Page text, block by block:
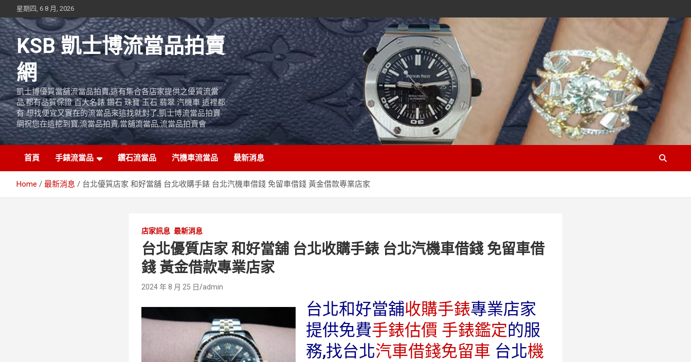
to
content
星期四, 6 8 月, 2026
KSB 凱士博流當品拍賣
網
凱士博優質當舖流當品拍賣,這有集合各店家提供之優質流當
品,都有品質保證 百大名錶 鑽石 珠寶 玉石 翡翠 汽機車 這裡都
有 想找便宜又實在的流當品來這找就對了,凱士博流當品拍賣
網祝您在這挖到寶,流當品拍賣,當舖流當品,流當品拍賣會
首頁 手錶流當品 鑽石流當品 汽機車流當品 最新消息
Home 最新消息 台北優質店家 和好當舖 台北收購手錶 台北汽機車借錢 免留車借錢 黃金借款專業店家
店家訊息 最新消息
台北優質店家 和好當舖 台北收購手錶 台北汽機車借錢 免留車借
錢 黃金借款專業店家
2024 年 8 月 25 日 admin
台北和好當舖收購手錶專業店家
提供免費手錶估價 手錶鑑定的服
務,找台北汽車借錢免留車 台北機